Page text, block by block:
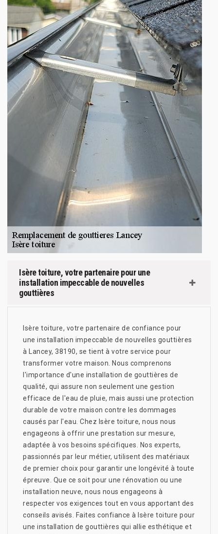
Isère toiture, votre partenaire pour une
installation impeccable de nouvelles
gouttières
Isère toiture, votre partenaire de confiance pour
une installation impeccable de nouvelles gouttières
à Lancey, 38190, se tient à votre service pour
transformer votre maison. Nous comprenons
l'importance d'une installation de gouttières de
qualité, qui assure non seulement une gestion
efficace de l'eau de pluie, mais aussi une protection
durable de votre maison contre les dommages
causés par l'eau. Chez Isère toiture, nous nous
engageons à offrir une prestation sur mesure,
adaptée à vos besoins spécifiques. Nos experts,
passionnés par leur métier, utilisent des matériaux
de premier choix pour garantir une longévité à toute
épreuve. Que ce soit pour une rénovation ou une
installation neuve, nous nous engageons à
respecter vos exigences tout en vous apportant des
conseils avisés. Faites confiance à Isère toiture pour
une installation de gouttières qui allie esthétique et